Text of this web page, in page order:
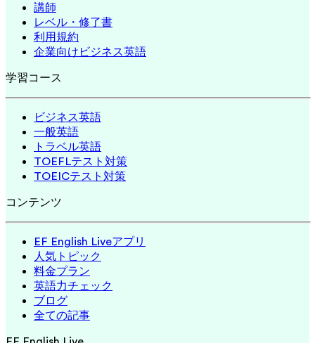
講師
レベル・修了書
利用規約
企業向けビジネス英語
学習コース
ビジネス英語
一般英語
トラベル英語
TOEFLテスト対策
TOEICテスト対策
コンテンツ
EF English Liveアプリ
人気トピック
料金プラン
英語力チェック
ブログ
全ての記事